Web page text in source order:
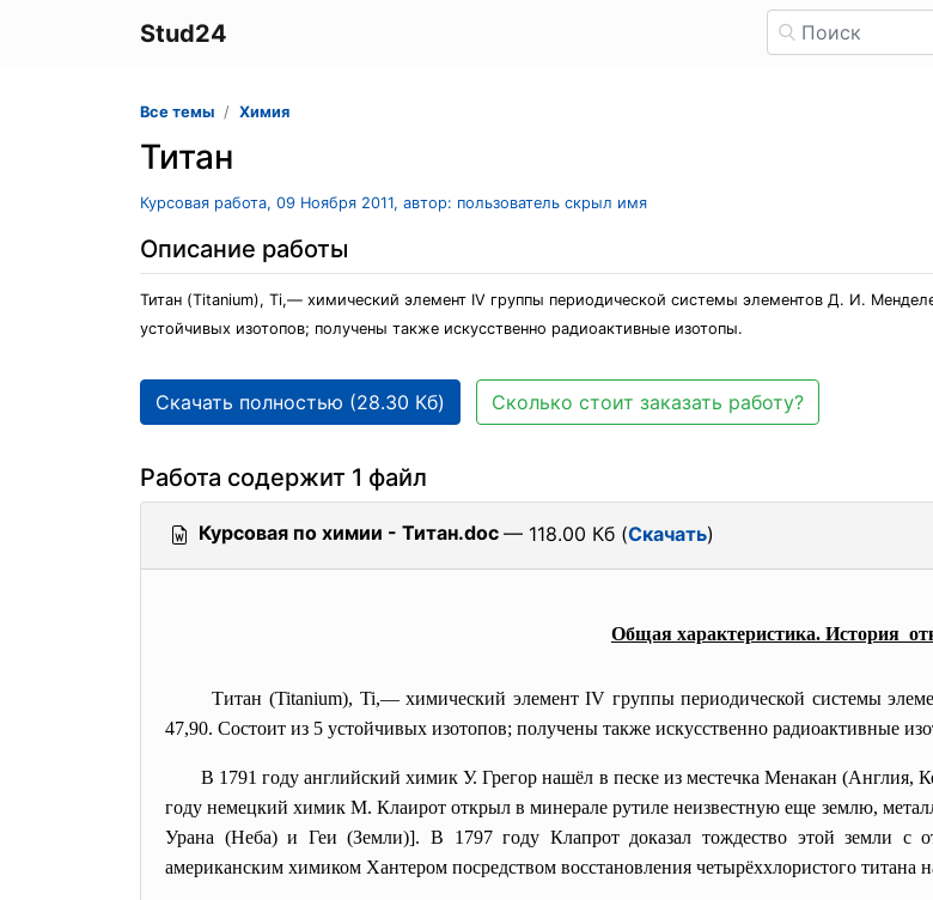
Stud24
Все темы Химия
Титан
Курсовая работа, 09 Ноября 2011, автор: пользователь скрыл имя
Описание работы
Титан (Titanium), Ti,— химический элемент IV группы периодической системы элементов Д. И.
устойчивых изотопов; получены также искусственно радиоактивные изотопы.
Скачать полностью (28.30 Кб) Сколько стоит заказать работу?
Работа содержит 1 файл
Курсовая по химии - Титан.doc — 118.00 Кб (Скачать)
Общая характеристика. История
Титан (Titanium), Ti,— химический элемент IV группы периодической системы
47,90. Состоит из 5 устойчивых изотопов; получены также искусственно радиоактивные
В 1791 году английский химик У. Грегор нашёл в песке из местечка Менакан
году немецкий химик М. Клаирот открыл в минерале рутиле неизвестную еще землю,
Урана (Неба) и Геи (Земли)]. В 1797 году Клапрот доказал тождество этой земли с
американским химиком Хантером посредством восстановления четырёххлористого титана